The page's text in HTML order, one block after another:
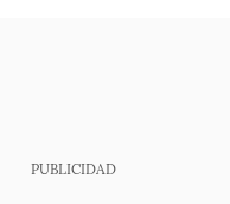
PUBLICIDAD